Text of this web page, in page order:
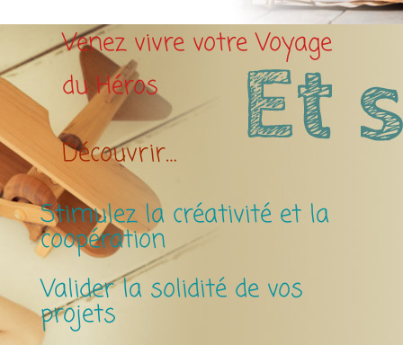
Venez vivre votre Voyage
du Héros
Découvrir…
Stimulez la créativité et la
coopération
Valider la solidité de vos
projets